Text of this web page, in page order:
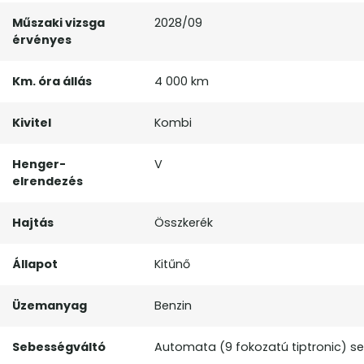
Műszaki vizsga
érvényes
2028/09
Km. óra állás 4 000 km
Kivitel Kombi
Henger-
elrendezés
V
Hajtás Összkerék
Állapot Kitűnő
Üzemanyag Benzin
Sebességváltó Automata (9 fokozatú tiptronic)